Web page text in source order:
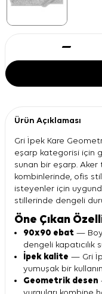
Ürün Açıklaması
Gri İpek Kare
eşarp kategorisi için
sunan bir eşarp. Aker
kombinlerinde, ofis
isteyenler için
stillerinde dengeli
Öne Çıkan
90x90 ebat —
dengeli kapatıcılık
İpek kalite — Gri
yumuşak bir
Geometrik desen